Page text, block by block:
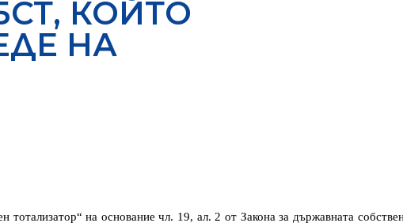
КОЙТО
НА
тотализатор“ на основание чл. 19, ал. 2 от Закона за държавната